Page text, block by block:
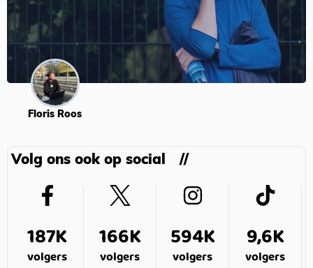
Floris Roos
Volg ons ook op social
187K
volgers
166K
volgers
594K
volgers
9,6K
volgers